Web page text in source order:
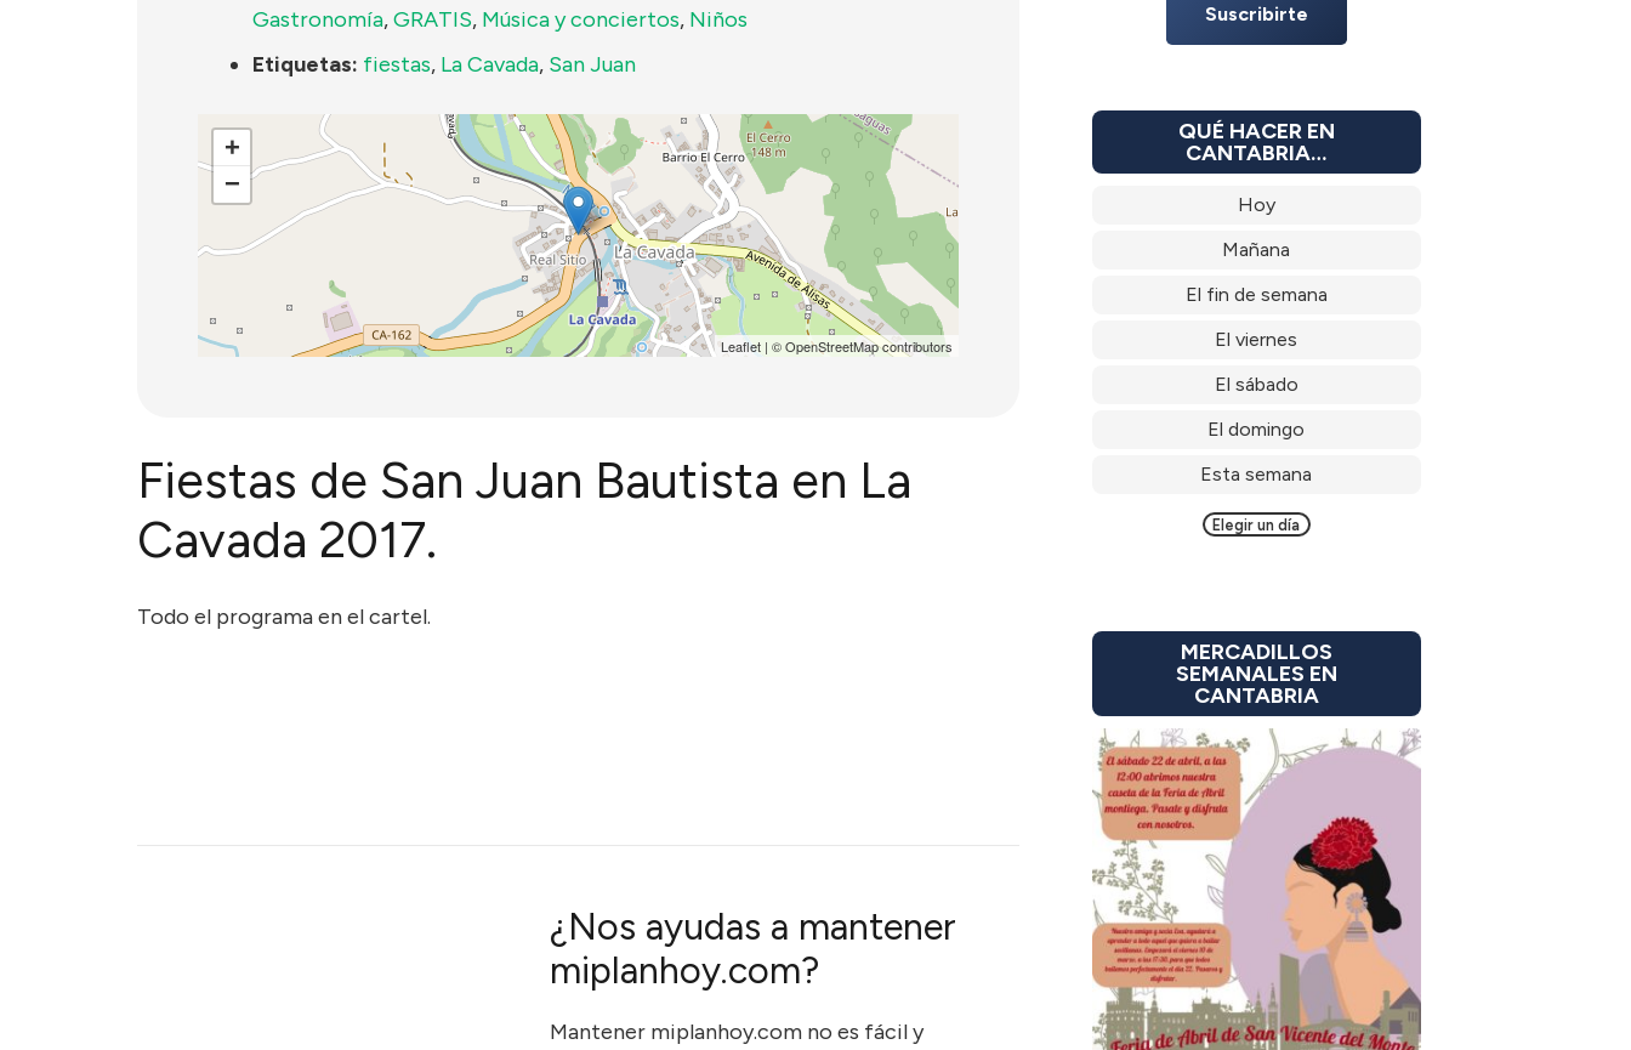
Gastronomía,GRATIS, Música y conciertos, Niños
Etiquetas: fiestas, La Cavada, San Juan
+
−
Leaflet| ©OpenStreetMapcontributors
Fiestas de San Juan Bautista en La
Cavada 2017.
Todo el programa en el cartel.
¿Nos ayudas a mantener
miplanhoy.com?
Mantener miplanhoy.com no es fácil y
Suscribirte
QUÉ HACER EN
CANTABRIA…
Hoy
Mañana
El fin de semana
El viernes
El sábado
El domingo
Esta semana
Elegir un día
MERCADILLOS
SEMANALES EN
CANTABRIA